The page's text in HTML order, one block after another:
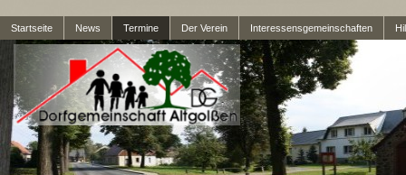
Startseite News Termine Der Verein Interessensgemeinschaften